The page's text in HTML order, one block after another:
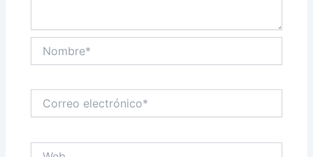
electrónico*